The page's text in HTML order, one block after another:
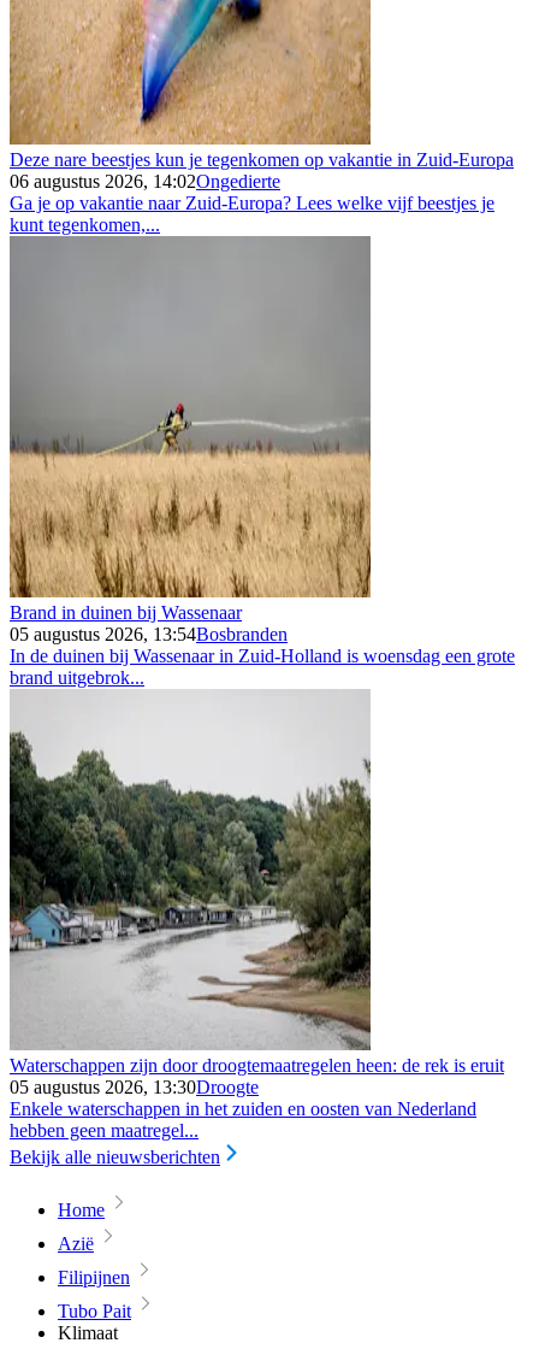
Deze nare beestjes kun je tegenkomen op vakantie in Zuid-Europa
06 augustus 2026, 14:02Ongedierte
Ga je op vakantie naar Zuid-Europa? Lees welke vijf beestjes je
kunt tegenkomen,...
Brand in duinen bij Wassenaar
05 augustus 2026, 13:54Bosbranden
In de duinen bij Wassenaar in Zuid-Holland is woensdag een grote
brand uitgebrok...
Waterschappen zijn door droogtemaatregelen heen: de rek is eruit
05 augustus 2026, 13:30Droogte
Enkele waterschappen in het zuiden en oosten van Nederland
hebben geen maatregel...
Bekijk alle nieuwsberichten
Home
Azië
Filipijnen
Tubo Pait
Klimaat